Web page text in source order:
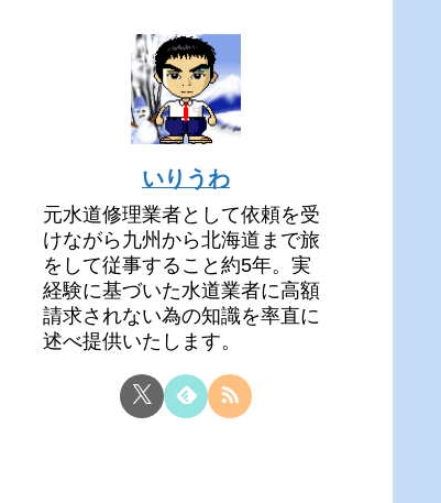
いりうわ
元水道修理業者として依頼を受
けながら九州から北海道まで旅
をして従事すること約5年。実
経験に基づいた水道業者に高額
請求されない為の知識を率直に
述べ提供いたします。